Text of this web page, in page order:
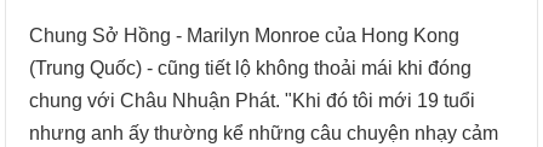
Chung Sở Hồng - Marilyn Monroe của Hong Kong
(Trung Quốc) - cũng tiết lộ không thoải mái khi đóng
chung với Châu Nhuận Phát. "Khi đó tôi mới 19 tuổi
nhưng anh ấy thường kể những câu chuyện nhạy cảm